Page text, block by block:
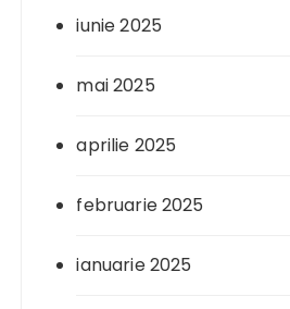
iunie 2025
mai 2025
aprilie 2025
februarie 2025
ianuarie 2025